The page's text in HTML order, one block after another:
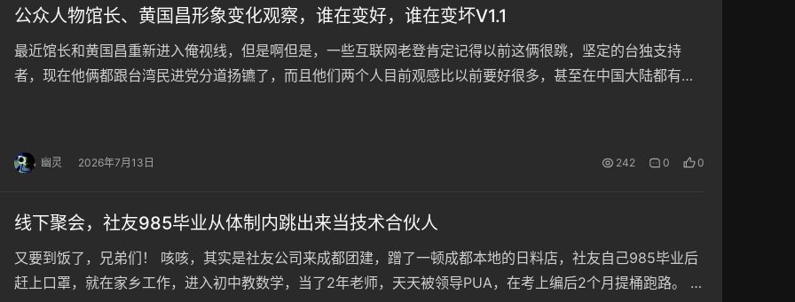
公众人物馆长、黄国昌形象变化观察，谁在变好，谁在变坏V1.1
最近馆长和黄国昌重新进入俺视线，但是啊但是，一些互联网老登肯定记得以前这俩很跳，坚定的台独支持
者，现在他俩都跟台湾民进党分道扬镳了，而且他们两个人目前观感比以前要好很多，甚至在中国大陆都有一
幽灵 2026年7月13日 242 0 0
线下聚会，社友985毕业从体制内跳出来当技术合伙人
又要到饭了，兄弟们！ 咳咳，其实是社友公司来成都团建，蹭了一顿成都本地的日料店，社友自己985毕业后
赶上口罩，就在家乡工作，进入初中教数学，当了2年老师，天天被领导PUA，在考上编后2个月提桶跑路。 社